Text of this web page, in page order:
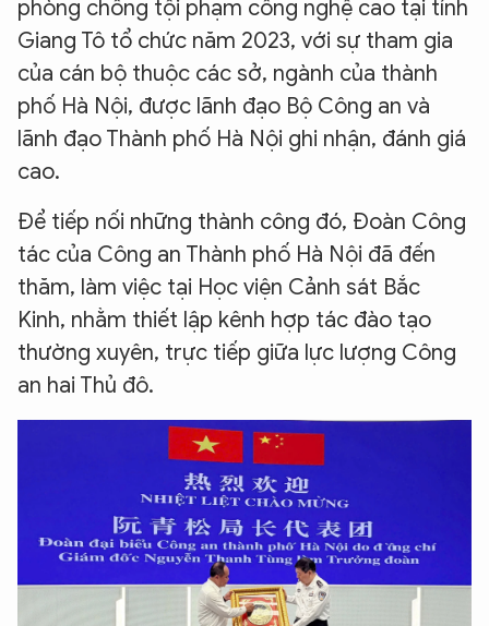
phòng chống tội phạm công nghệ cao tại tỉnh
Giang Tô tổ chức năm 2023, với sự tham gia
của cán bộ thuộc các sở, ngành của thành
phố Hà Nội, được lãnh đạo Bộ Công an và
lãnh đạo Thành phố Hà Nội ghi nhận, đánh giá
cao.
Để tiếp nối những thành công đó, Đoàn Công
tác của Công an Thành phố Hà Nội đã đến
thăm, làm việc tại Học viện Cảnh sát Bắc
Kinh, nhằm thiết lập kênh hợp tác đào tạo
thường xuyên, trực tiếp giữa lực lượng Công
an hai Thủ đô.